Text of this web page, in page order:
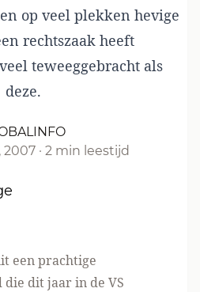
op veel plekken hevige
rechtszaak heeft
teweeggebracht als
deze.
2007 · 2 min leestijd
een prachtige
dit jaar in de VS